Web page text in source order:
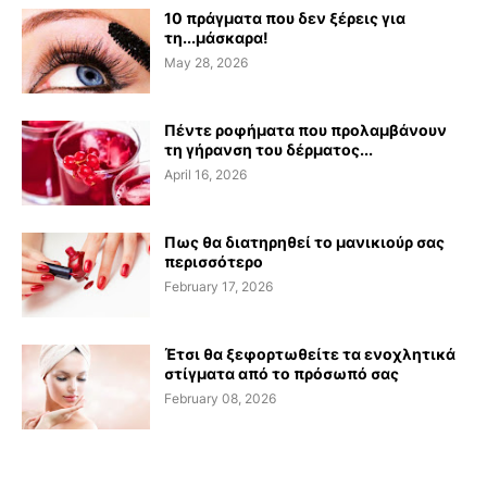
10 πράγματα που δεν ξέρεις για
τη...μάσκαρα!
May 28, 2026
Πέντε ροφήματα που προλαμβάνουν
τη γήρανση του δέρματος...
April 16, 2026
Πως θα διατηρηθεί το μανικιούρ σας
περισσότερο
February 17, 2026
Έτσι θα ξεφορτωθείτε τα ενοχλητικά
στίγματα από το πρόσωπό σας
February 08, 2026